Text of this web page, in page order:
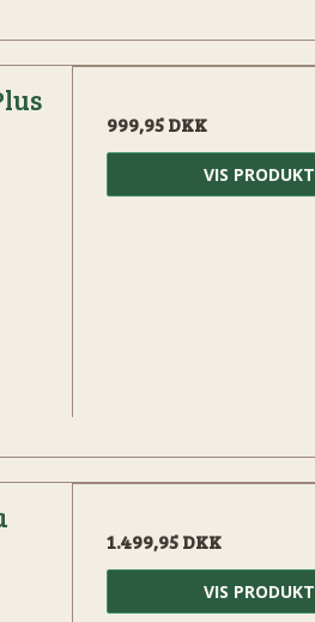
999,95 DKK
VIS PRODUKT
1.499,95 DKK
VIS PRODUKT